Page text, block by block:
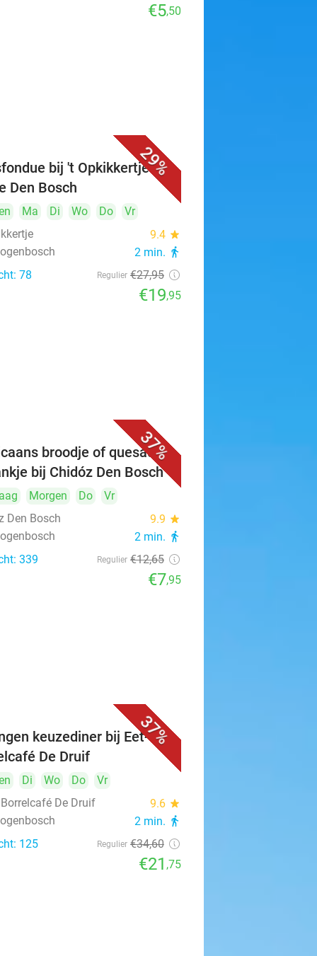
€5,50
29%
bij 't Opkikkertje in
Den Bosch
Ma Di Wo Do
Vr
9.4 star
2 min. directions_walk
78 Regulier €27,95
€19,95
37%
broodje of quesadilla
bij Chidóz Den Bosch
Morgen Do
Vr
Den Bosch
9.9 star
2 min. directions_walk
339 Regulier €12,65
€7,95
37%
keuzediner bij Eet- &
De Druif
Di Wo Do
Vr
Borrelcafé De Druif
9.6 star
2 min. directions_walk
125 Regulier €34,60
€21 ,75